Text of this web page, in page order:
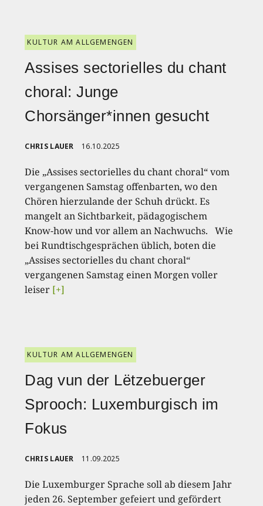
KULTUR AM ALLGEMENGEN
Assises sectorielles du chant
choral: Junge
Chorsänger*innen gesucht
CHRIS LAUER 16.10.2025
Die „Assises sectorielles du chant choral“ vom
vergangenen Samstag offenbarten, wo den
Chören hierzulande der Schuh drückt. Es
mangelt an Sichtbarkeit, pädagogischem
Know-how und vor allem an Nachwuchs. Wie
bei Rundtischgesprächen üblich, boten die
„Assises sectorielles du chant choral“
vergangenen Samstag einen Morgen voller
leiser [+]
KULTUR AM ALLGEMENGEN
Dag vun der Lëtzebuerger
Sprooch: Luxemburgisch im
Fokus
CHRIS LAUER 11.09.2025
Die Luxemburger Sprache soll ab diesem Jahr
jeden 26. September gefeiert und gefördert